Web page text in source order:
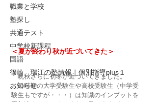
職業と学校
塾探し
共通テスト
中学校新課程
国語
篠崎 瑞江の塾情報｜個別指導plus１
お知らせ
＜夏が終わり秋が近づいてきた＞
晩秋さらに初冬が近づいてきました。
この時期の大学受験生や高校受験生（中学受
験生もですが・・・）は知識のインプットを